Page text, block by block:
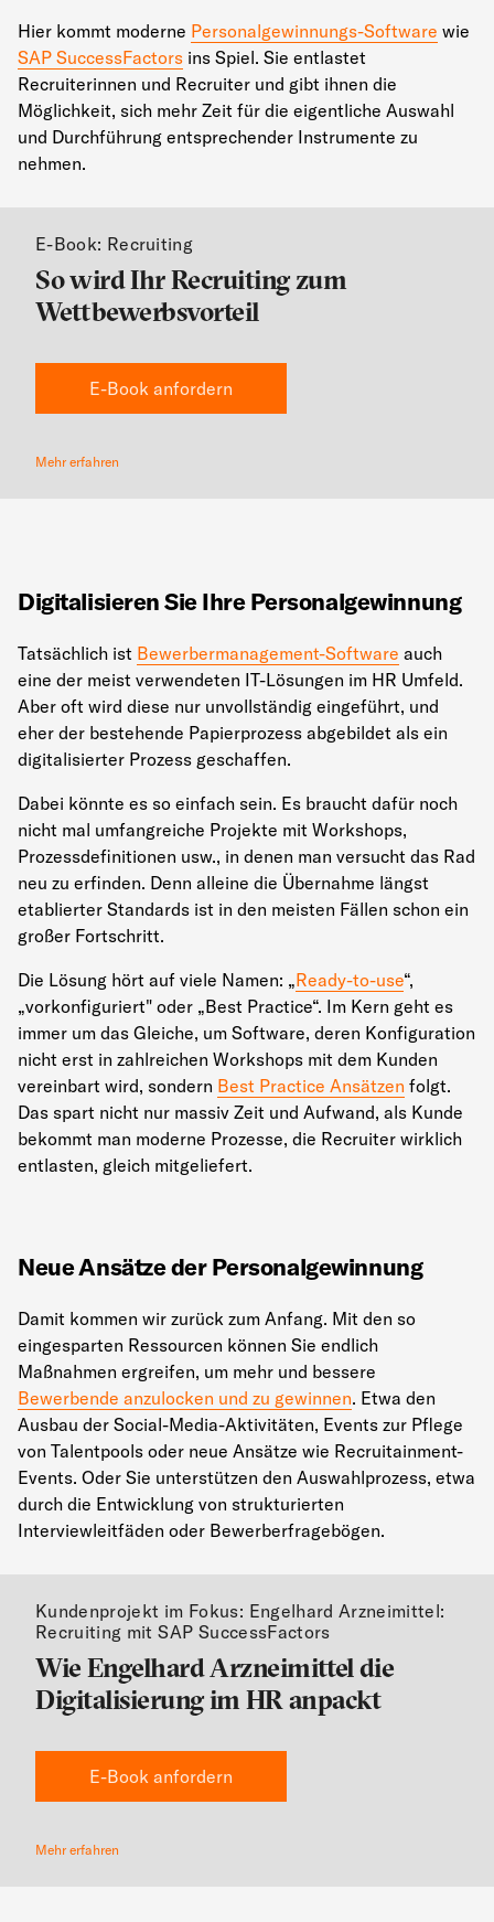
Hier kommt moderne Personalgewinnungs-Software wie
SAP SuccessFactors ins Spiel. Sie entlastet
Recruiterinnen und Recruiter und gibt ihnen die
Möglichkeit, sich mehr Zeit für die eigentliche Auswahl
und Durchführung entsprechender Instrumente zu
nehmen.
E-Book: Recruiting
So wird Ihr Recruiting zum
Wettbewerbsvorteil
E-Book anfordern
Mehr erfahren
Digitalisieren Sie Ihre Personalgewinnung
Tatsächlich ist Bewerbermanagement-Software auch
eine der meist verwendeten IT-Lösungen im HR Umfeld.
Aber oft wird diese nur unvollständig eingeführt, und
eher der bestehende Papierprozess abgebildet als ein
digitalisierter Prozess geschaffen.
Dabei könnte es so einfach sein. Es braucht dafür noch
nicht mal umfangreiche Projekte mit Workshops,
Prozessdefinitionen usw., in denen man versucht das Rad
neu zu erfinden. Denn alleine die Übernahme längst
etablierter Standards ist in den meisten Fällen schon ein
großer Fortschritt.
Die Lösung hört auf viele Namen: „Ready-to-use“,
„vorkonfiguriert" oder „Best Practice“. Im Kern geht es
immer um das Gleiche, um Software, deren Konfiguration
nicht erst in zahlreichen Workshops mit dem Kunden
vereinbart wird, sondern Best Practice Ansätzen folgt.
Das spart nicht nur massiv Zeit und Aufwand, als Kunde
bekommt man moderne Prozesse, die Recruiter wirklich
entlasten, gleich mitgeliefert.
Neue Ansätze der Personalgewinnung
Damit kommen wir zurück zum Anfang. Mit den so
eingesparten Ressourcen können Sie endlich
Maßnahmen ergreifen, um mehr und bessere
Bewerbende anzulocken und zu gewinnen. Etwa den
Ausbau der Social-Media-Aktivitäten, Events zur Pflege
von Talentpools oder neue Ansätze wie Recruitainment-
Events. Oder Sie unterstützen den Auswahlprozess, etwa
durch die Entwicklung von strukturierten
Interviewleitfäden oder Bewerberfragebögen.
Kundenprojekt im Fokus: Engelhard Arzneimittel:
Recruiting mit SAP SuccessFactors
Wie Engelhard Arzneimittel die
Digitalisierung im HR anpackt
E-Book anfordern
Mehr erfahren